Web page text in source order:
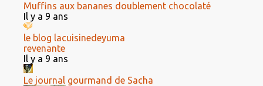
Muffins aux bananes doublement chocolaté
Il y a 9 ans
le blog lacuisinedeyuma
revenante
Il y a 9 ans
Le journal gourmand de Sacha